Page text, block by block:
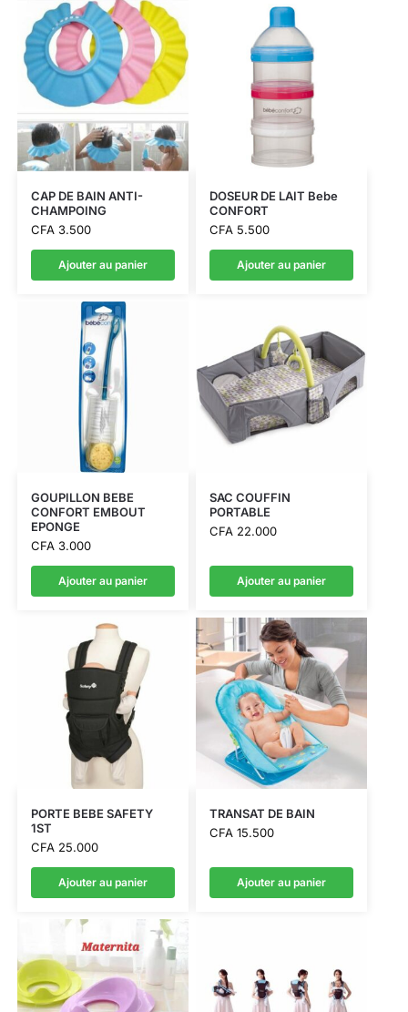
CAP DE BAIN ANTI-
CHAMPOING
CFA3.500
Ajouter au panier
DOSEUR DE LAIT Bebe
CONFORT
CFA5.500
Ajouter au panier
GOUPILLON BEBE
CONFORT EMBOUT
EPONGE
CFA3.000
Ajouter au panier
SAC COUFFIN
PORTABLE
CFA22.000
Ajouter au panier
PORTE BEBE SAFETY
1ST
CFA25.000
Ajouter au panier
TRANSAT DE BAIN
CFA15.500
Ajouter au panier